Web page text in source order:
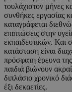
τουλάχιστον μήνες
συνθήκες εργασίας
καταγράφεται
επιπτώσεις στην
εκπαιδευτικών. Και
κατάσταση είναι
πρόσφατη έρευνα
παιδιά βιώνουν
διπλάσιο χρονικό
έξι δεκαετίες.